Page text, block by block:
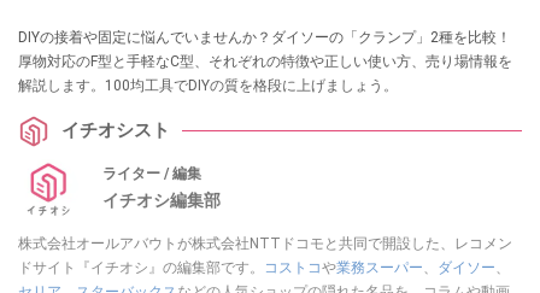
DIYの接着や固定に悩んでいませんか？ダイソーの「クランプ」2種を比較！
厚物対応のF型と手軽なC型、それぞれの特徴や正しい使い方、売り場情報を
解説します。100均工具でDIYの質を格段に上げましょう。
イチオシスト
ライター / 編集
イチオシ編集部
株式会社オールアバウトが株式会社NTTドコモと共同で開設した、レコメン
ドサイト『イチオシ』の編集部です。
コストコや業務スーパー、 ダイソー、